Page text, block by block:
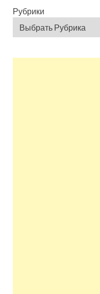
Рубрики